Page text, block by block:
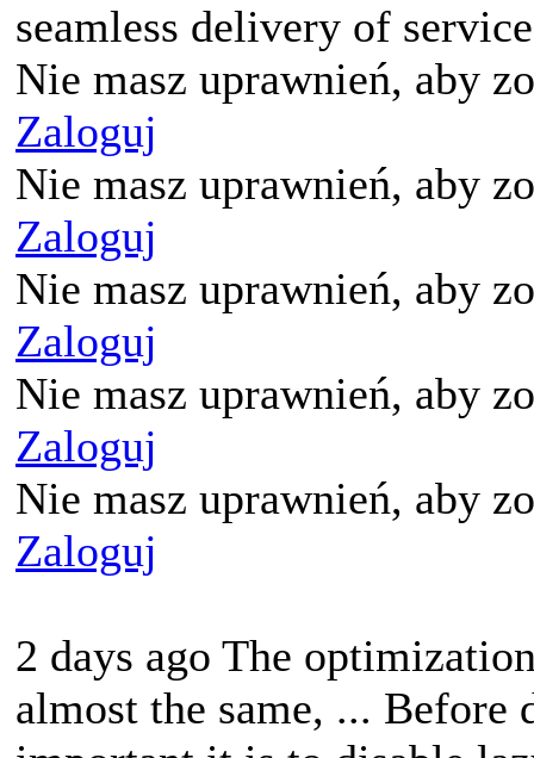
seamless delivery of
Nie masz uprawnień, aby
Zaloguj
Nie masz uprawnień, aby
Zaloguj
Nie masz uprawnień, aby
Zaloguj
Nie masz uprawnień, aby
Zaloguj
Nie masz uprawnień, aby
Zaloguj
2 days ago The
almost the same, ... Before